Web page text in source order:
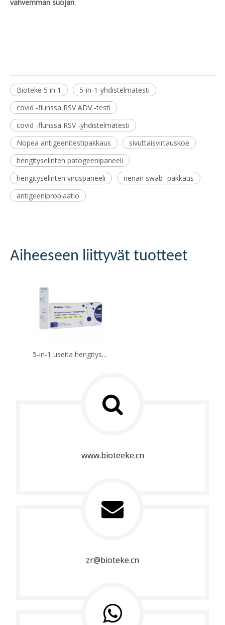
vahvemman suojan.
Bioteke 5 in 1
5-in-1-yhdistelmätesti
covid -flunssa RSV ADV -testi
covid -flunssa RSV -yhdistelmätesti
Nopea antigeenitestipakkaus
sivuttaisvirtauskoe
hengityselinten patogeenipaneeli
hengityselinten viruspaneeli
nenän swab -pakkaus
antigeeniprobiaatio
Aiheeseen liittyvät tuotteet
5-in-1 useita hengityselinten multitogeeniantigeenitestipakkausta (itsetesti)
www.bioteeke.cn
zr@bioteke.cn